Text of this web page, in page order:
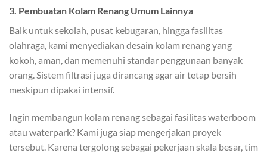
3. Pembuatan Kolam Renang Umum Lainnya
Baik untuk sekolah, pusat kebugaran, hingga fasilitas
olahraga, kami menyediakan desain kolam renang yang
kokoh, aman, dan memenuhi standar penggunaan banyak
orang. Sistem filtrasi juga dirancang agar air tetap bersih
meskipun dipakai intensif.
Ingin membangun kolam renang sebagai fasilitas waterboom
atau waterpark? Kami juga siap mengerjakan proyek
tersebut. Karena tergolong sebagai pekerjaan skala besar, tim